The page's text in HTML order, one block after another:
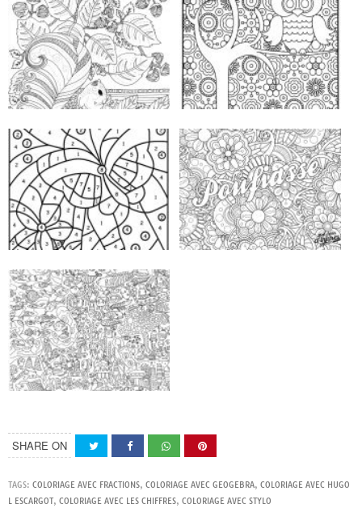
SHARE ON
TAGS: COLORIAGE AVEC FRACTIONS, COLORIAGE AVEC GEOGEBRA, COLORIAGE AVEC HUGO
L ESCARGOT, COLORIAGE AVEC LES CHIFFRES, COLORIAGE AVEC STYLO